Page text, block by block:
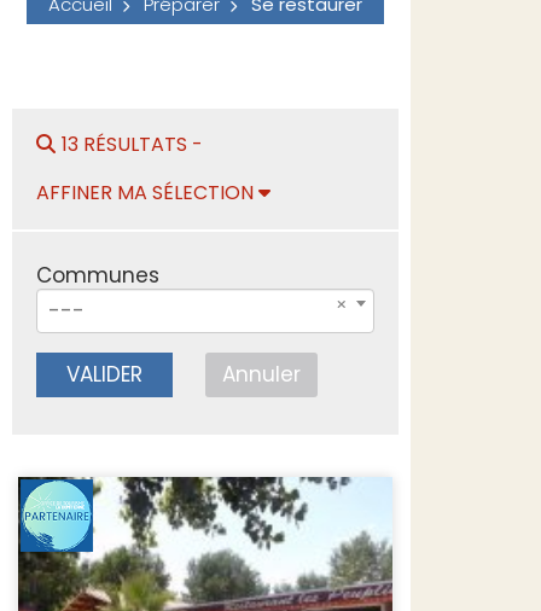
13 RÉSULTATS -
AFFINER MA SÉLECTION
Communes
---
VALIDER Annuler